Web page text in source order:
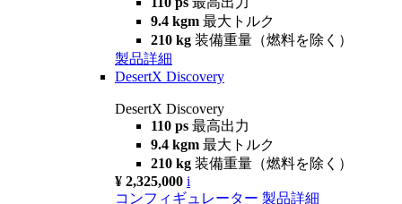
9.4 kgm 最大トルク
210 kg 装備重量（燃料を除く）
製品詳細
DesertX Discovery
DesertX Discovery
110 ps 最高出力
9.4 kgm 最大トルク
210 kg 装備重量（燃料を除く）
¥ 2,325,000 i
コンフィギュレーター 製品詳細